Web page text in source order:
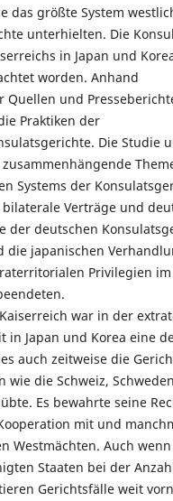
das größte System
unterhielten. Die
in Japan und
worden. Anhand
Quellen und
Praktiken der
Die Studie
Systems der
Verträge und
der deutschen
die japanischen
Privilegien
war in der
in Japan und Korea eine
auch zeitweise die
wie die Schweiz,
Es bewahrte seine
mit und
Westmächten. Auch
Staaten bei der
Gerichtsfälle weit